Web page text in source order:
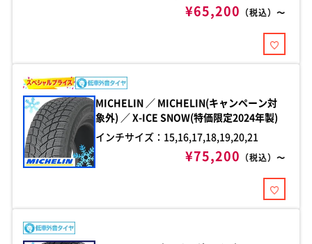
¥65,200 （税込）〜
MICHELIN ／ MICHELIN(キャンペーン対
象外) ／ X-ICE SNOW(特価限定2024年製)
インチサイズ：15,16,17,18,19,20,21
¥75,200 （税込）〜